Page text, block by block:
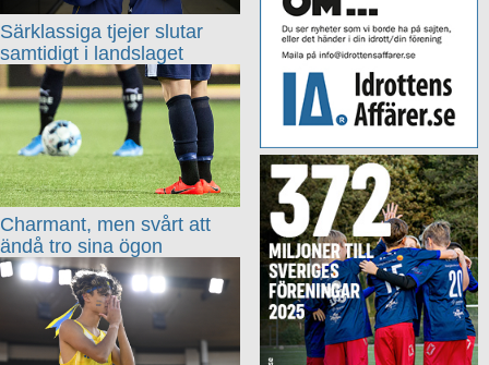
Särklassiga tjejer slutar
samtidigt i landslaget
Charmant, men svårt att
ändå tro sina ögon